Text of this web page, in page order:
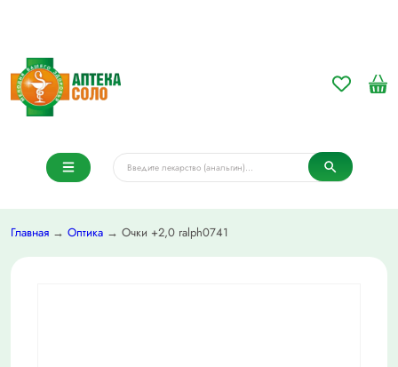
Главная → Оптика → Очки +2,0 ralph0741